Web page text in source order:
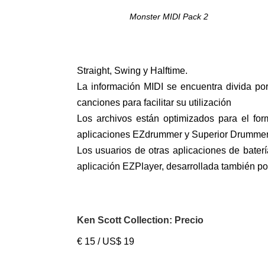
Monster MIDI Pack 2
Straight, Swing y Halftime.
La información MIDI se encuentra divida
canciones para facilitar su utilización
Los archivos están optimizados para el
aplicaciones EZdrummer y Superior
Los usuarios de otras aplicaciones de
aplicación EZPlayer, desarrollada también
Ken Scott Collection: Precio
€ 15 / US$ 19